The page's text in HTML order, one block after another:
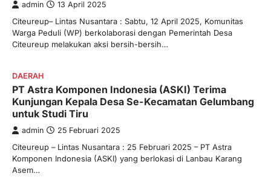
admin 13 April 2025
Citeureup– Lintas Nusantara : Sabtu, 12 April 2025, Komunitas
Warga Peduli (WP) berkolaborasi dengan Pemerintah Desa
Citeureup melakukan aksi bersih-bersih…
DAERAH
PT Astra Komponen Indonesia (ASKI) Terima
Kunjungan Kepala Desa Se-Kecamatan Gelumbang
untuk Studi Tiru
admin 25 Februari 2025
Citeureup – Lintas Nusantara : 25 Februari 2025 – PT Astra
Komponen Indonesia (ASKI) yang berlokasi di Lanbau Karang
Asem…